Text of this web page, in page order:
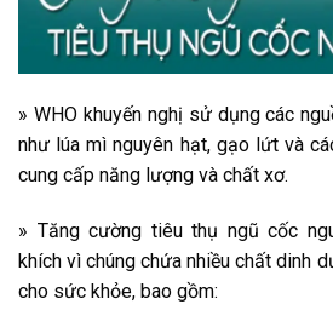
» WHO khuyến nghị sử dụng các
như lúa mì nguyên hạt, gạo lứt và
cung cấp năng lượng và chất xơ.
» Tăng cường tiêu thụ ngũ cốc
khích vì chúng chứa nhiều chất dinh
cho sức khỏe, bao gồm: